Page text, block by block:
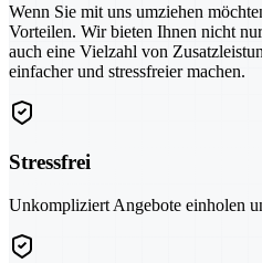
Wenn Sie mit uns umziehen
Vorteilen. Wir bieten Ihnen nicht
auch eine Vielzahl von
einfacher und stressfreier machen.
Stressfrei
Unkompliziert Angebote einholen